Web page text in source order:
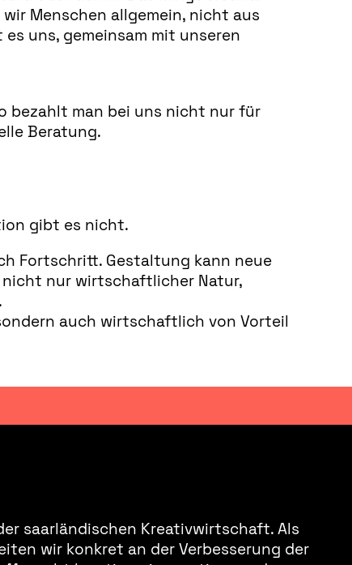
Menschen allgemein, nicht aus
uns, gemeinsam mit unseren
bezahlt man bei uns nicht nur für
Beratung.
gibt es nicht.
Fortschritt. Gestaltung kann neue
nur wirtschaftlicher Natur,
auch wirtschaftlich von Vorteil
saarländischen Kreativwirtschaft. Als
wir konkret an der Verbesserung der